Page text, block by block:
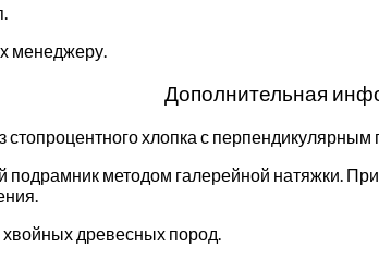
менеджеру.
Дополнительная
хлопка с
подрамник методом галерейной натяжки.
хвойных древесных пород.